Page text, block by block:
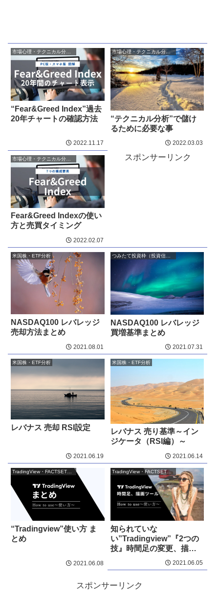
“Fear&Greed Index”過去
20年チャートの確認方法
2022.11.17
市場心理・テクニカル分析・アノマリー
“テクニカル分析”で儲け
るために必要な事
2022.03.03
Fear&Greed Indexの使い
方と売買タイミング
2022.02.07
スポンサーリンク
米国株・ETF分析
NASDAQ100 レバレッジ
売却方法まとめ
2021.08.01
NASDAQ100 レバレッジ
買増基準まとめ
2021.07.31
米国株・ETF分析
レバナス 売却 RSI設定
2021.06.19
米国株・ETF分析
レバナス 売り基準～イン
ジケータ（RSI編）～
2021.06.14
TradingView・FACTSET活用
“Tradingview”使い方 ま
とめ
2021.06.08
TradingView・FACTSET活用
知られていな
い”Tradingview”『2つの
技』時間足の変更、描画
2021.06.05
スポンサーリンク